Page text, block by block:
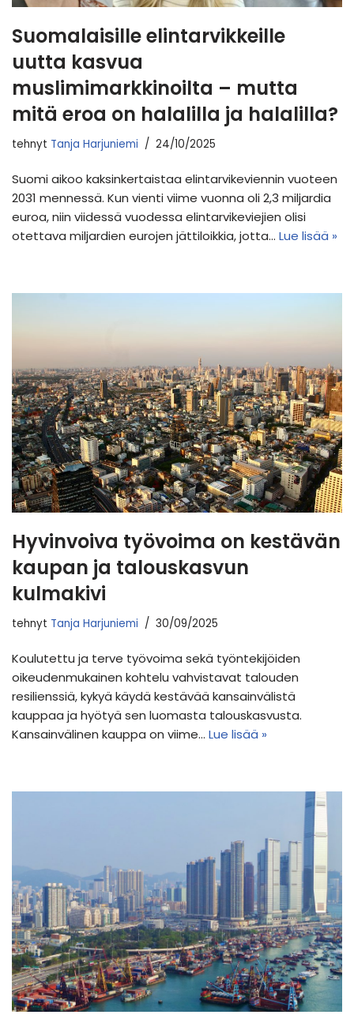
Suomalaisille elintarvikkeille
uutta kasvua
muslimimarkkinoilta – mutta
mitä eroa on halalilla ja halalilla?
tehnyt Tanja Harjuniemi 24/10/2025
Suomi aikoo kaksinkertaistaa elintarvikeviennin vuoteen
2031 mennessä. Kun vienti viime vuonna oli 2,3 miljardia
euroa, niin viidessä vuodessa elintarvikeviejien olisi
otettava miljardien eurojen jättiloikkia, jotta… Lue lisää »
Hyvinvoiva työvoima on kestävän
kaupan ja talouskasvun
kulmakivi
tehnyt Tanja Harjuniemi 30/09/2025
Koulutettu ja terve työvoima sekä työntekijöiden
oikeudenmukainen kohtelu vahvistavat talouden
resilienssiä, kykyä käydä kestävää kansainvälistä
kauppaa ja hyötyä sen luomasta talouskasvusta.
Kansainvälinen kauppa on viime… Lue lisää »